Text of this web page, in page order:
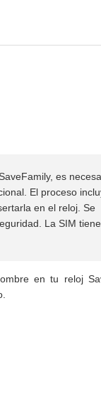
es
El proceso
en el reloj. Se
La SIM
en tu reloj